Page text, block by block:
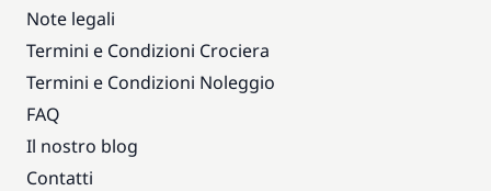
Note legali
Termini e Condizioni Crociera
Termini e Condizioni Noleggio
FAQ
Il nostro blog
Contatti